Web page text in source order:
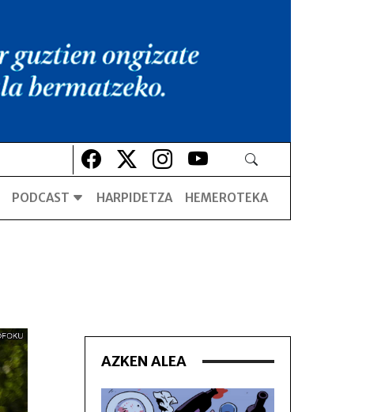
Lehio berrian irekiko da
Lehio berrian irekiko da
Lehio berrian irekiko da
Lehio berrian irekiko da
PODCAST HARPIDETZA HEMEROTEKA
AZKEN ALEA